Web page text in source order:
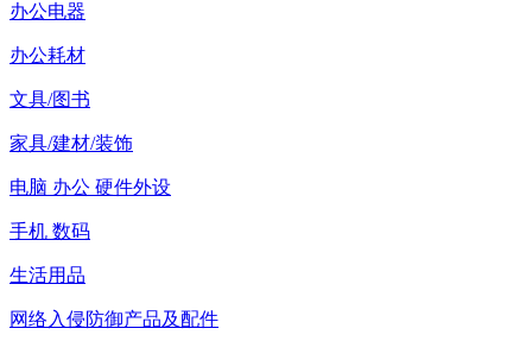
办公电器
办公耗材
文具/图书
家具/建材/装饰
电脑 办公 硬件外设
手机 数码
生活用品
网络入侵防御产品及配件